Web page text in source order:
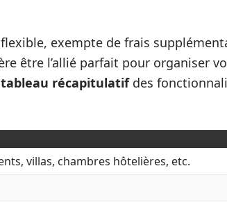
exempte de frais
être l’allié parfait pour organiser
tableau récapitulatifdes
villas, chambres hôtelières, etc.